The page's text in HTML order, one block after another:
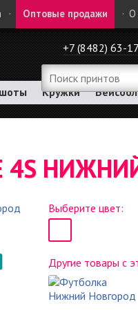
· Оптовые продажи · О
+7 (8482) 63-
Кружки
4S
Выберите цвет:
Другие товары с